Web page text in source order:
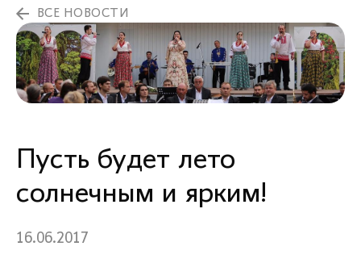
ВСЕ НОВОСТИ
Пусть будет лето
солнечным и ярким!
16.06.2017